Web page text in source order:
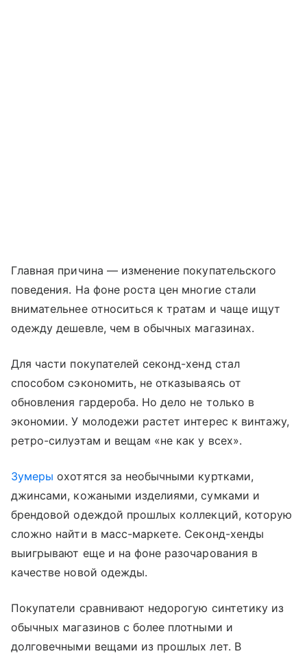
Главная причина — изменение покупательского
поведения. На фоне роста цен многие стали
внимательнее относиться к тратам и чаще ищут
одежду дешевле, чем в обычных магазинах.
Для части покупателей секонд-хенд стал
способом сэкономить, не отказываясь от
обновления гардероба. Но дело не только в
экономии. У молодежи растет интерес к винтажу,
ретро-силуэтам и вещам «не как у всех».
Зумеры охотятся за необычными куртками,
джинсами, кожаными изделиями, сумками и
брендовой одеждой прошлых коллекций, которую
сложно найти в масс-маркете. Секонд-хенды
выигрывают еще и на фоне разочарования в
качестве новой одежды.
Покупатели сравнивают недорогую синтетику из
обычных магазинов с более плотными и
долговечными вещами из прошлых лет. В